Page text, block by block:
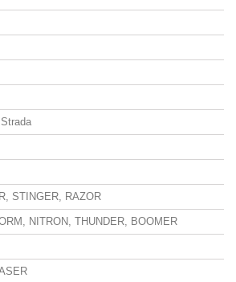
STINGER, RAZOR
NITRON, THUNDER, BOOMER